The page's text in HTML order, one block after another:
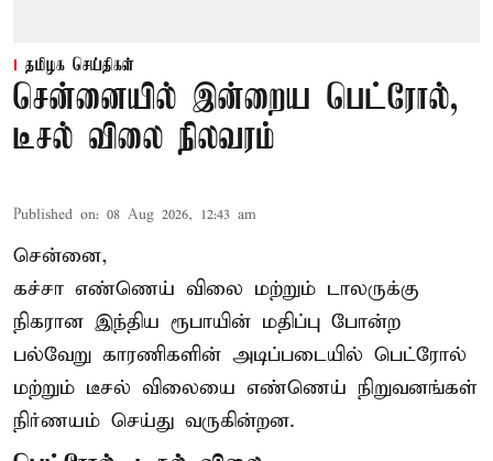
தமிழக செய்திகள்
சென்னையில் இன்றைய பெட்ரோல்,
டீசல் விலை நிலவரம்
Published on: 08 Aug 2026, 12:43 am
சென்னை,
கச்சா எண்ணெய் விலை மற்றும் டாலருக்கு
நிகரான இந்திய ரூபாயின் மதிப்பு போன்ற
பல்வேறு காரணிகளின் அடிப்படையில் பெட்ரோல்
மற்றும் டீசல் விலையை எண்ணெய் நிறுவனங்கள்
நிர்ணயம் செய்து வருகின்றன.